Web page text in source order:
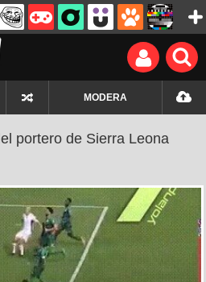
MODERA
portero de Sierra Leona